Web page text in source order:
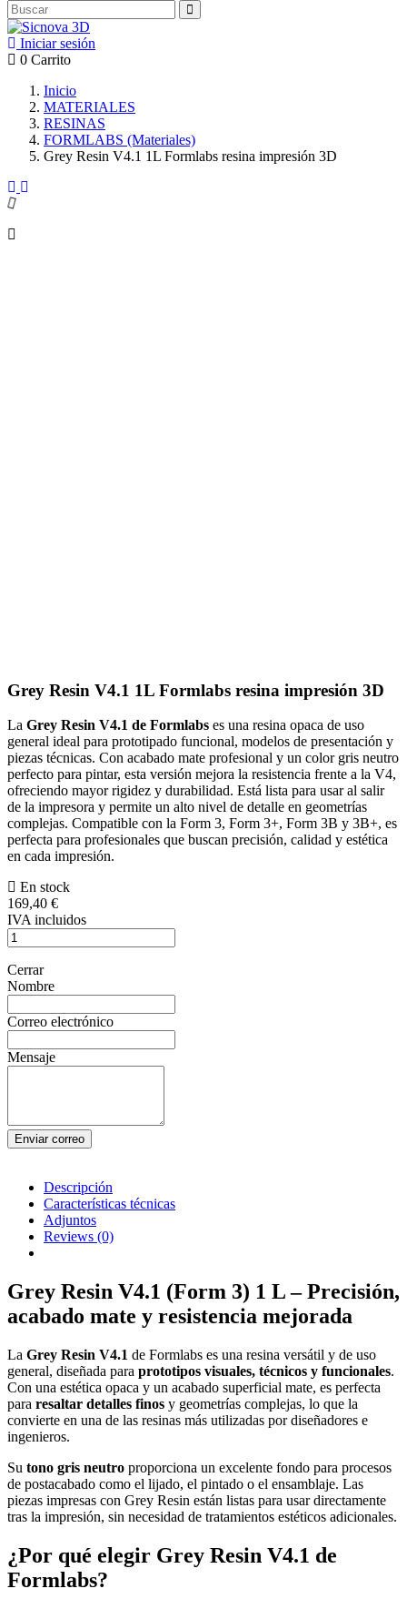
Iniciar sesión
0 Carrito
Inicio
MATERIALES
RESINAS
FORMLABS (Materiales)
Grey Resin V4.1 1L Formlabs resina impresión 3D
Grey Resin V4.1 1L Formlabs resina impresión 3D
La Grey Resin V4.1 de Formlabs es una resina opaca de uso
general ideal para prototipado funcional, modelos de presentación y
piezas técnicas. Con acabado mate profesional y un color gris neutro
perfecto para pintar, esta versión mejora la resistencia frente a la V4,
ofreciendo mayor rigidez y durabilidad. Está lista para usar al salir
de la impresora y permite un alto nivel de detalle en geometrías
complejas. Compatible con la Form 3, Form 3+, Form 3B y 3B+, es
perfecta para profesionales que buscan precisión, calidad y estética
en cada impresión.
En stock
169,40 €
IVA incluidos
Cerrar
Nombre
Correo electrónico
Mensaje
Enviar correo
Descripción
Características técnicas
Adjuntos
Reviews (0)
Grey Resin V4.1 (Form 3) 1 L – Precisión,
acabado mate y resistencia mejorada
La Grey Resin V4.1 de Formlabs es una resina versátil y de uso
general, diseñada para prototipos visuales, técnicos y funcionales.
Con una estética opaca y un acabado superficial mate, es perfecta
para resaltar detalles finos y geometrías complejas, lo que la
convierte en una de las resinas más utilizadas por diseñadores e
ingenieros.
Su tono gris neutro proporciona un excelente fondo para procesos
de postacabado como el lijado, el pintado o el ensamblaje. Las
piezas impresas con Grey Resin están listas para usar directamente
tras la impresión, sin necesidad de tratamientos estéticos adicionales.
¿Por qué elegir Grey Resin V4.1 de
Formlabs?